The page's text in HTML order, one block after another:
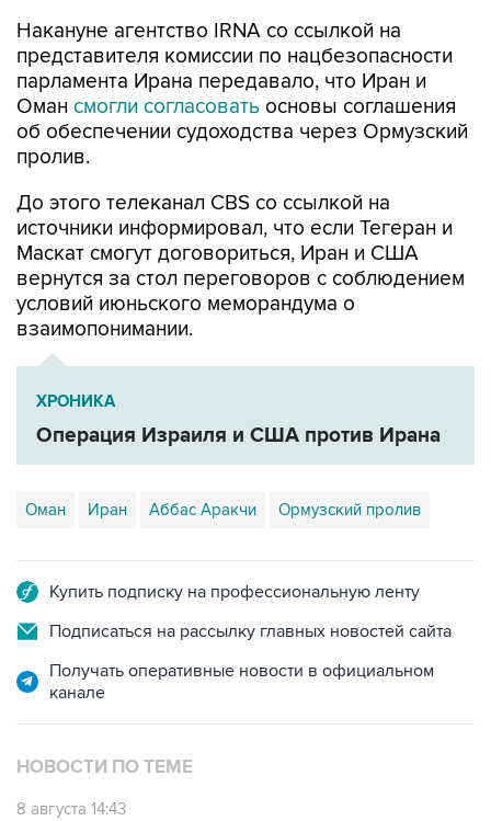
Накануне агентство IRNA со ссылкой на
представителя комиссии по нацбезопасности
парламента Ирана передавало, что Иран и
Оман смогли согласовать основы соглашения
об обеспечении судоходства через Ормузский
пролив.
До этого телеканал CBS со ссылкой на
источники информировал, что если Тегеран и
Маскат смогут договориться, Иран и США
вернутся за стол переговоров с соблюдением
условий июньского меморандума о
взаимопонимании.
ХРОНИКА
Операция Израиля и США против Ирана
Оман Иран Аббас Аракчи Ормузский пролив
Купить подписку на профессиональную ленту
Подписаться на рассылку главных новостей сайта
Получать оперативные новости в официальном
канале
НОВОСТИ ПО ТЕМЕ
8 августа 14:43